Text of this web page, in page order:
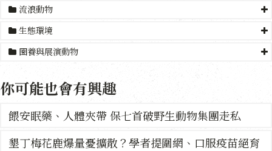
流浪動物
生態環境
圈養與展演動物
你可能也會有興趣
餵安眠藥、人體夾帶 保七首破野生動物集團走私
墾丁梅花鹿爆量憂擴散？學者提圍網、口服疫苗絕育